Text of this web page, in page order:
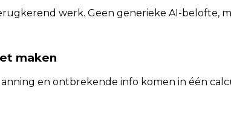
werk. Geen generieke AI-
maken
en ontbrekende info komen in één